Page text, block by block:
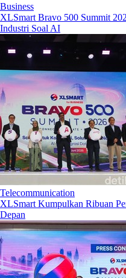
Business
XLSmart Bravo 500 Summit
Industri Soal AI
Telecommunication
XLSmart Kumpulkan Ribuan
Depan